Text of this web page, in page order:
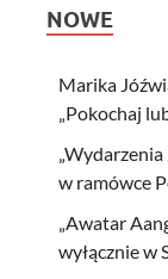
NOWE
Marika
„Pokochaj
w ramówce
„Awatar
wyłącznie w